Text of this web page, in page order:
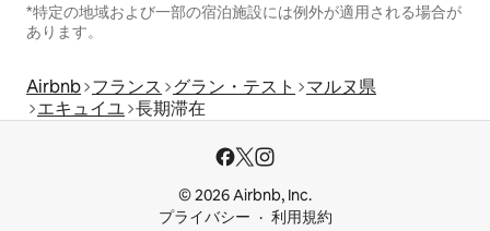
*特定の地域および一部の宿泊施設には例外が適用される場合が
あります。
Airbnb フランス グラン・テスト
マルヌ県
エキュイユ 長期滞在
© 2026 Airbnb, Inc.
プライバシー
利用規約